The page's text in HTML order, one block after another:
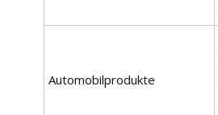
Automobilprodukte